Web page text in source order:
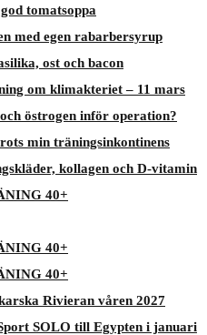
tomatsoppa
med egen rabarbersyrup
ost och bacon
om klimakteriet – 11 mars
östrogen inför operation?
min träningsinkontinens
kollagen och D-vitamin
40+
40+
40+
Rivieran våren 2027
SOLO till Egypten i januari